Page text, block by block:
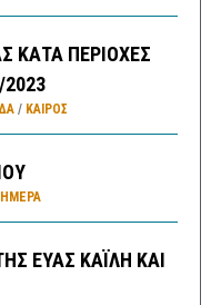
ΚΑΤΑ ΠΕΡΙΟΧΕΣ
/ ΚΑΙΡΌΣ
ΕΥΑΣ ΚΑΪΛΗ ΚΑΙ